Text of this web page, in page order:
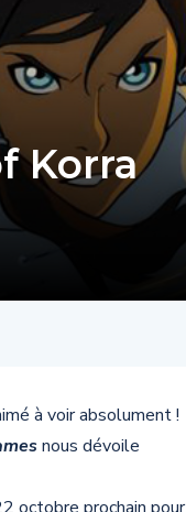
Korra
à voir absolument !
nous dévoile